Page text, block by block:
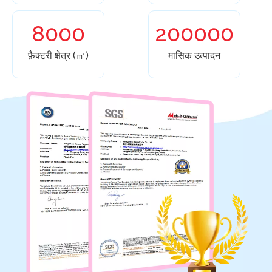
8000
फ़ैक्टरी क्षेत्र (㎡)
200000
मासिक उत्पादन